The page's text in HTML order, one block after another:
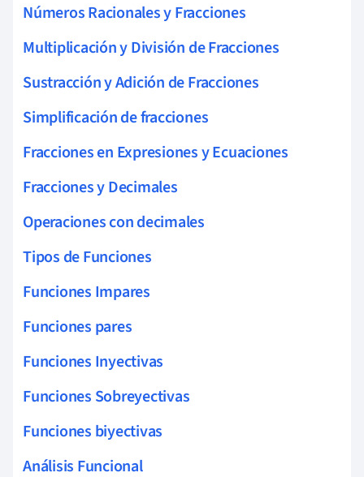
Números Racionales y Fracciones
Multiplicación y División de Fracciones
Sustracción y Adición de Fracciones
Simplificación de fracciones
Fracciones en Expresiones y Ecuaciones
Fracciones y Decimales
Operaciones con decimales
Tipos de Funciones
Funciones Impares
Funciones pares
Funciones Inyectivas
Funciones Sobreyectivas
Funciones biyectivas
Análisis Funcional